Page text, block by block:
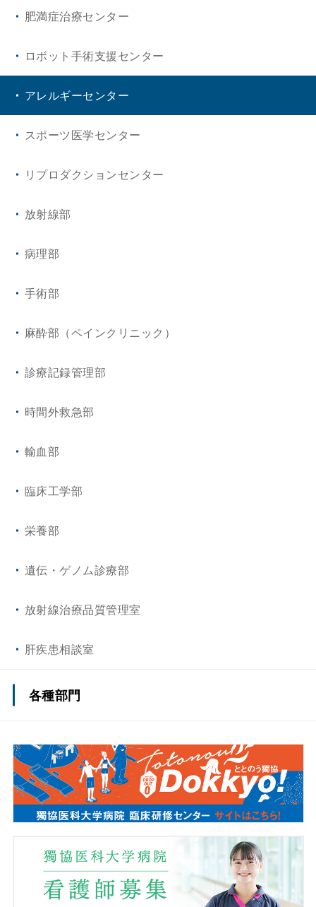
肥満症治療センター
ロボット手術支援センター
アレルギーセンター
スポーツ医学センター
リプロダクションセンター
放射線部
病理部
手術部
麻酔部（ペインクリニック）
診療記録管理部
時間外救急部
輸血部
臨床工学部
栄養部
遺伝・ゲノム診療部
放射線治療品質管理室
肝疾患相談室
各種部門
薬剤部
看護部
事務部
医療安全推進センター
感染制御センター